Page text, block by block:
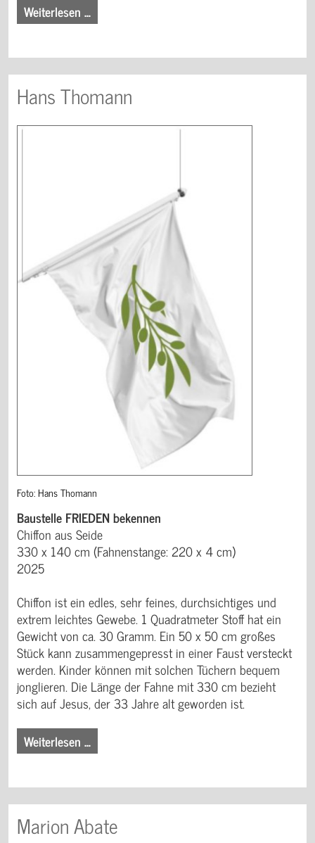
Weiterlesen …
Hans Thomann
Foto: Hans Thomann
Baustelle FRIEDEN bekennen
Chiffon aus Seide
330 x 140 cm (Fahnenstange: 220 x 4 cm)
2025
Chiffon ist ein edles, sehr feines, durchsichtiges und
extrem leichtes Gewebe. 1 Quadratmeter Stoff hat ein
Gewicht von ca. 30 Gramm. Ein 50 x 50 cm großes
Stück kann zusammengepresst in einer Faust versteckt
werden. Kinder können mit solchen Tüchern bequem
jonglieren. Die Länge der Fahne mit 330 cm bezieht
sich auf Jesus, der 33 Jahre alt geworden ist.
Weiterlesen …
Marion Abate